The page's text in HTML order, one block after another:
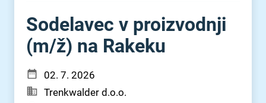
Sodelavec v proizvodnji
(m⁠/⁠ž) na Rakeku
02. 7. 2026
Trenkwalder d.o.o.